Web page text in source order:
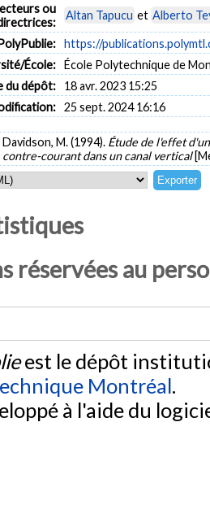
ou
Altan Tapucu et Alberto
https://
École: École Polytechnique de
du dépôt:
18 avr. 2023 15:25
25 sept. 2024 16:16
Davidson, M. (1994). Étude de l'effet
contre-courant dans un canal vertical
réservées au
est le dépôt
Montréal.
à l'aide du